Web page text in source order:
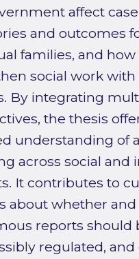
affect case
and outcomes
families, and how
social work with
By integrating
the thesis
understanding of
across social and
It contributes to
about whether
reports should
regulated,